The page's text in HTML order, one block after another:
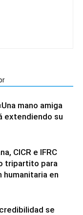
mano amiga
extendiendo su
CICR e IFRC
tripartito para
en
se